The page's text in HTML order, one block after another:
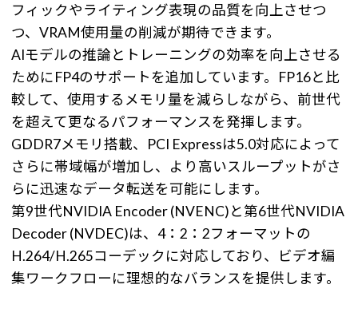
フィックやライティング表現の品質を向上させつ
つ、VRAM使用量の削減が期待できます。
AIモデルの推論とトレーニングの効率を向上させる
ためにFP4のサポートを追加しています。FP16と比
較して、使用するメモリ量を減らしながら、前世代
を超えて更なるパフォーマンスを発揮します。
GDDR7メモリ搭載、PCI Expressは5.0対応によって
さらに帯域幅が増加し、より高いスループットがさ
らに迅速なデータ転送を可能にします。
第9世代NVIDIA Encoder (NVENC)と第6世代NVIDIA
Decoder (NVDEC)は、4：2：2フォーマットの
H.264/H.265コーデックに対応しており、ビデオ編
集ワークフローに理想的なバランスを提供します。